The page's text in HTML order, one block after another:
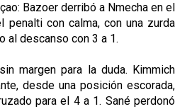
Bazoer derribó a Nmecha en el
penalti con calma, con una zurda
al descanso con 3 a 1.
margen para la duda. Kimmich
desde una posición escorada,
para el 4 a 1. Sané perdonó